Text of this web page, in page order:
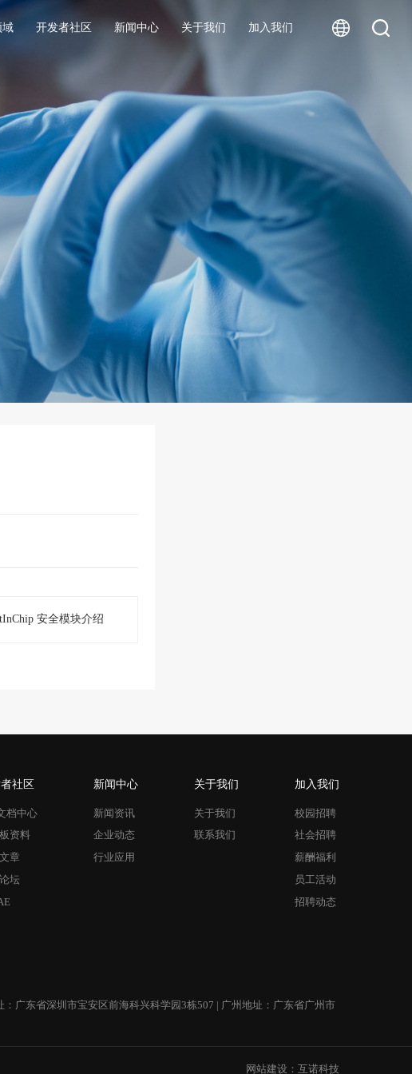
域 开发者社区 新闻中心 关于我们 加入我们
安全模块介绍
社区
档中心
资料
章
坛
新闻中心
新闻资讯
企业动态
行业应用
关于我们
关于我们
联系我们
加入我们
校园招聘
社会招聘
薪酬福利
员工活动
招聘动态
广东省深圳市宝安区前海科兴科学园3栋507 | 广州地址：广东省广州市
网站建设 ： 互诺科技